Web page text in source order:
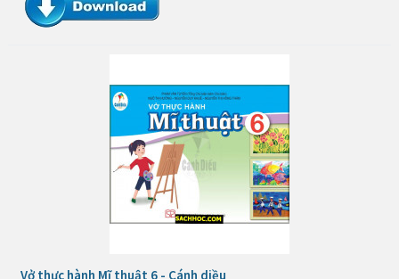
Vở thực hành Mĩ thuật 6 - Cánh diều